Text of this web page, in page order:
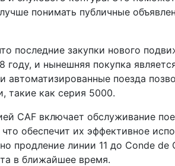
понимать публичные
последние закупки нового
году, и нынешняя покупка
автоматизированные поезда
такие как серия 5000.
CAF включает обслуживание
обеспечит их эффективное
продление линии 11 до Conde de
в ближайшее время.